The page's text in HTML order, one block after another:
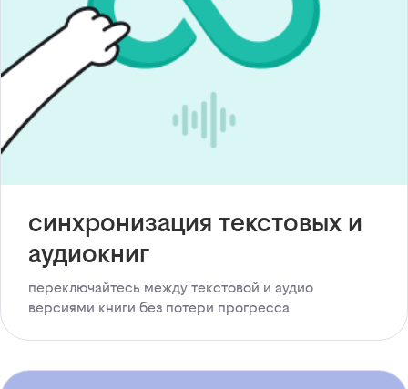
синхронизация текстовых и
аудиокниг
переключайтесь между текстовой и аудио
версиями книги без потери прогресса